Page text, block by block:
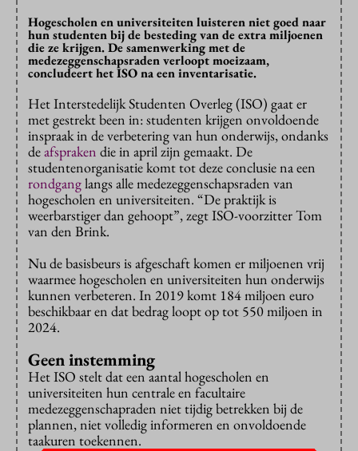
Hogescholen en universiteiten luisteren niet goed naar
hun studenten bij de besteding van de extra miljoenen
die ze krijgen. De samenwerking met de
medezeggenschapsraden verloopt moeizaam,
concludeert het ISO na een inventarisatie.
Het Interstedelijk Studenten Overleg (ISO) gaat er
met gestrekt been in: studenten krijgen onvoldoende
inspraak in de verbetering van hun onderwijs, ondanks
deafspraken die in april zijn gemaakt. De
studentenorganisatie komt tot deze conclusie na een
rondganglangs alle medezeggenschapsraden van
hogescholen en universiteiten. “De praktijk is
weerbarstiger dan gehoopt”, zegt ISO-voorzitter Tom
van den Brink.
Nu de basisbeurs is afgeschaft komen er miljoenen vrij
waarmee hogescholen en universiteiten hun onderwijs
kunnen verbeteren. In 2019 komt 184 miljoen euro
beschikbaar en dat bedrag loopt op tot 550 miljoen in
2024.
Geen instemming
Het ISO stelt dat een aantal hogescholen en
universiteiten hun centrale en facultaire
medezeggenschapraden niet tijdig betrekken bij de
plannen, niet volledig informeren en onvoldoende
taakuren toekennen.